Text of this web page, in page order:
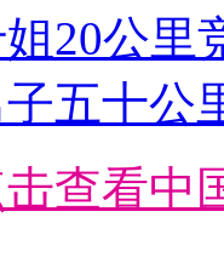
20公里
五十公
查看中